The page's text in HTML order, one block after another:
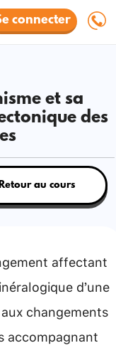
connecter
et sa
des
au cours
affectant
d’une
changements
accompagnant